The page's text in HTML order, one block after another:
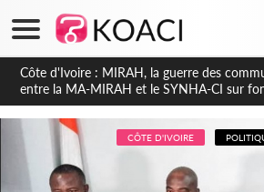
Côte d'Ivoire : Indépendance 2026, Thiam
environnement démocratique plus apaisé
CÔTE D'IVOIRE